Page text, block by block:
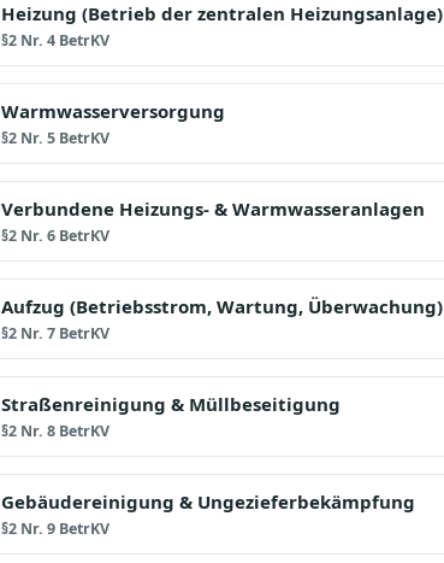
Heizung (Betrieb der zentralen Heizungsanlage)
§2 Nr. 4 BetrKV
Warmwasserversorgung
§2 Nr. 5 BetrKV
Verbundene Heizungs- & Warmwasseranlagen
§2 Nr. 6 BetrKV
Aufzug (Betriebsstrom, Wartung, Überwachung)
§2 Nr. 7 BetrKV
Straßenreinigung & Müllbeseitigung
§2 Nr. 8 BetrKV
Gebäudereinigung & Ungezieferbekämpfung
§2 Nr. 9 BetrKV